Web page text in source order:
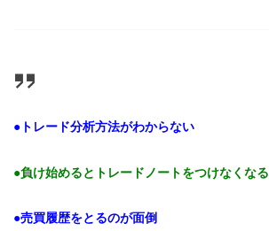
●トレード分析方法がわからない
●負け始めるとトレードノートをつけなくなる
●売買履歴をとるのが面倒